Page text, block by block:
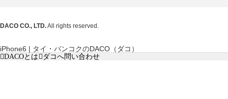
DACO CO., LTD.All rights reserved.
iPhone6 | タイ・バンコクのDACO（ダコ）
DACOとは ダコへ問い合わせ